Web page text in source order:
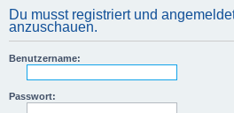
Du musst registriert und
anzuschauen.
Benutzername:
Passwort: